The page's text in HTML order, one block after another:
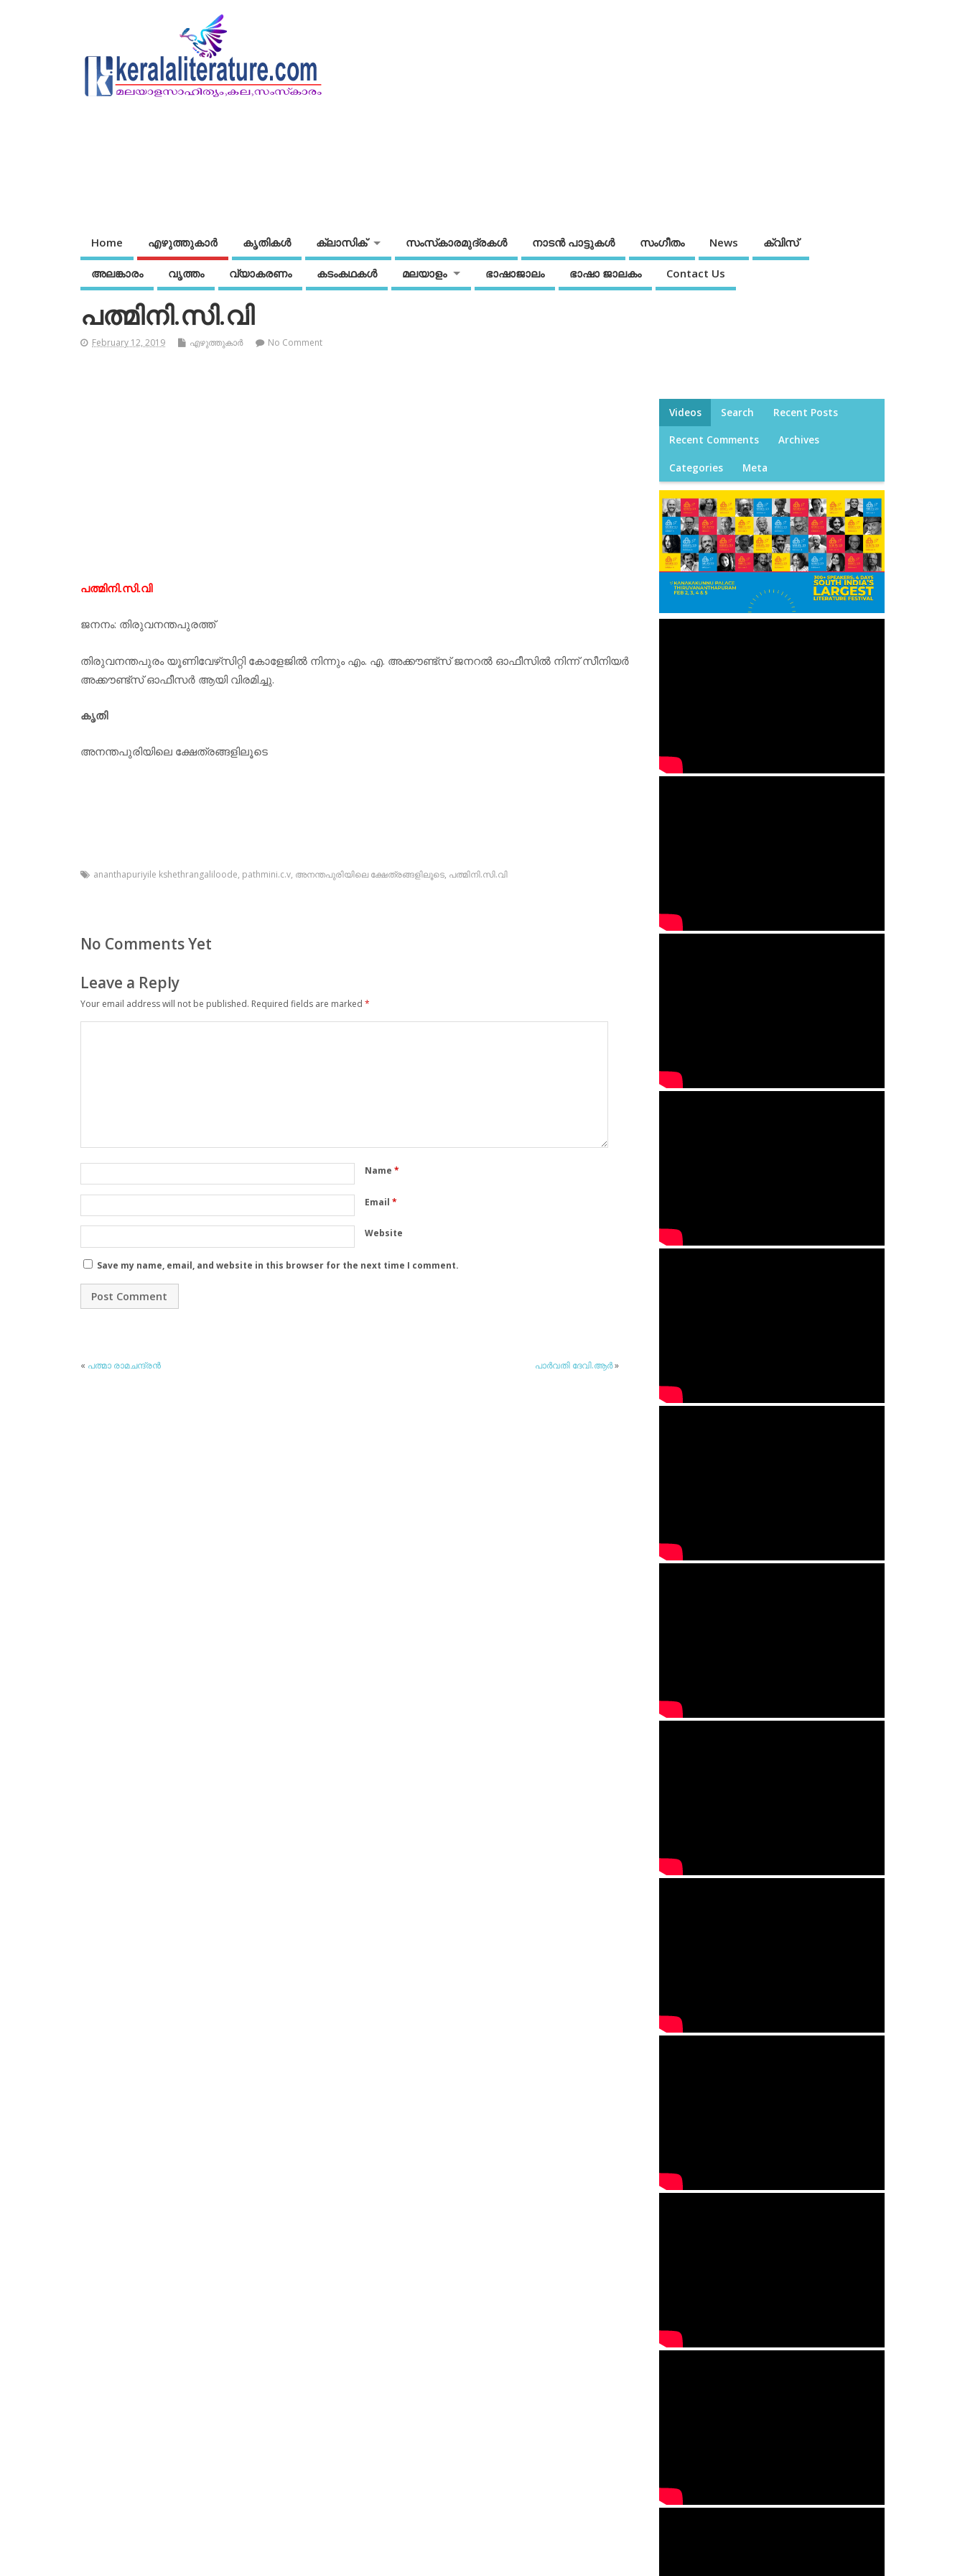
Home എഴുത്തുകാര്‍ കൃതികൾ ക്ലാസിക് സംസ്‌കാരമുദ്രകള്‍ നാടന്‍ പാട്ടുകള്‍ സംഗീതം News ക്വിസ്
അലങ്കാരം വൃത്തം വ്യാകരണം കടംകഥകള്‍ മലയാളം ഭാഷാജാലം ഭാഷാ ജാലകം Contact Us
പത്മിനി.സി.വി
February 12, 2019 എഴുത്തുകാര്‍ No Comment
പത്മിനി.സി.വി
ജനനം: തിരുവനന്തപുരത്ത്
തിരുവനന്തപുരം യൂണിവേഴ്‌സിറ്റി കോളേജില്‍ നിന്നും എം. എ. അക്കൗണ്ട്‌സ് ജനറല്‍ ഓഫീസില്‍ നിന്ന് സീനിയര്‍
അക്കൗണ്ട്‌സ് ഓഫീസര്‍ ആയി വിരമിച്ചു.
കൃതി
അനന്തപുരിയിലെ ക്ഷേത്രങ്ങളിലൂടെ
ananthapuriyile kshethrangaliloode, pathmini.c.v, അനന്തപുരിയിലെ ക്ഷേത്രങ്ങളിലൂടെ, പത്മിനി.സി.വി
No Comments Yet
Leave a Reply
Your email address will not be published. Required fields are marked *
Name *
Email *
Website
Save my name, email, and website in this browser for the next time I comment.
« പത്മാ രാമചന്ദ്രന്‍ പാര്‍വതി ദേവി.ആര്‍»
Videos Search Recent Posts
Recent Comments Archives
Categories Meta